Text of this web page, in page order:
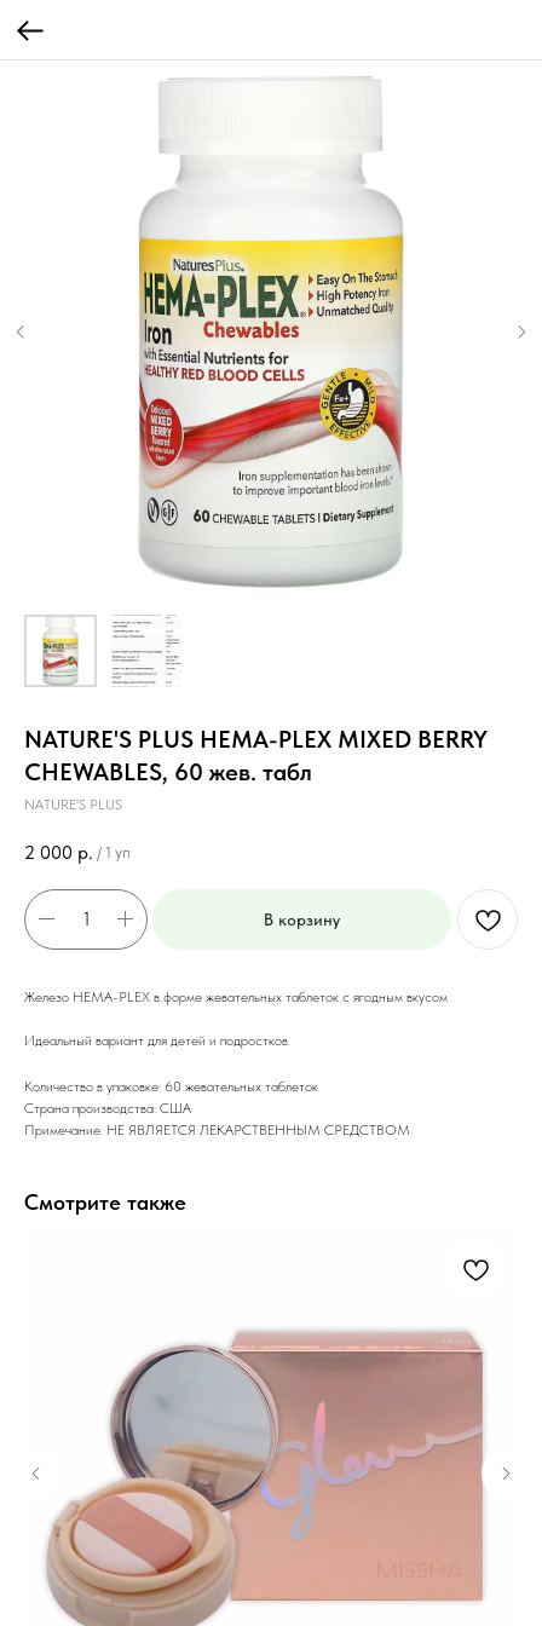
NATURE'S PLUS HEMA-PLEX MIXED BERRY
CHEWABLES, 60 жев. табл
NATURE'S PLUS
2 000 р. / 1 уп
В корзину
Железо HEMА-PLEX в форме жевательных таблеток с ягодным вкусом
Идеальный вариант для детей и подростков.
Количество в упаковке: 60 жевательных таблеток
Страна производства: США
Примечание: НЕ ЯВЛЯЕТСЯ ЛЕКАРСТВЕННЫМ СРЕДСТВОМ
Смотрите также